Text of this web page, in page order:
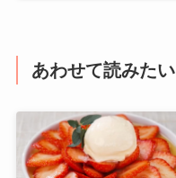
あわせて読みたい